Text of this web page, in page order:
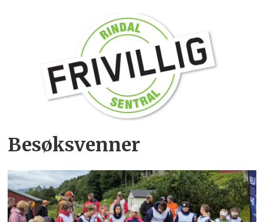
Besøksvenner